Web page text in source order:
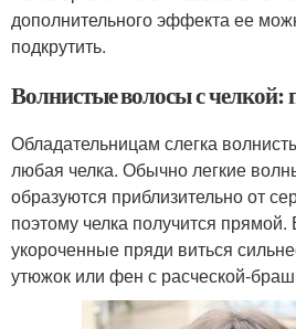
дополнительного эффекта ее
подкрутить.
Волнистые волосы с челкой:
Обладательницам слегка
любая челка. Обычно легкие
образуются приблизительно от
поэтому челка получится прямой.
укороченные пряди виться
утюжок или фен с расческой-